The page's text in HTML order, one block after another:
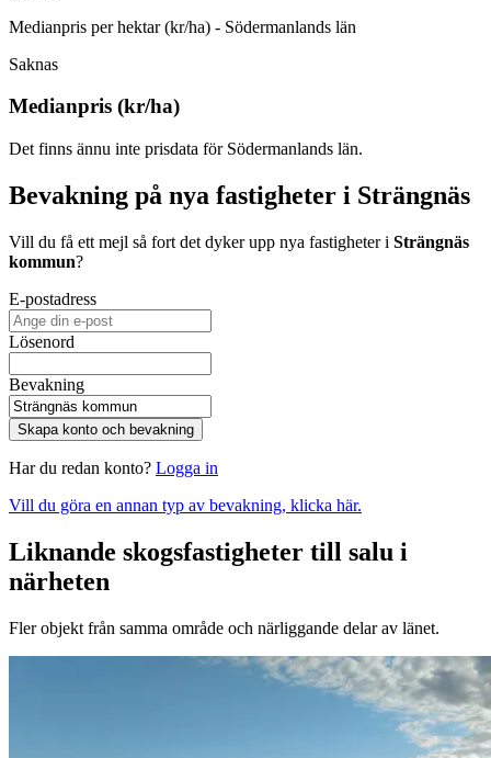
Medianpris per hektar (kr/ha) - Södermanlands län
Saknas
Medianpris (kr/ha)
Det finns ännu inte prisdata för Södermanlands län.
Bevakning på nya fastigheter i Strängnäs
Vill du få ett mejl så fort det dyker upp nya fastigheter i Strängnäs
kommun?
E-postadress
Lösenord
Bevakning
Skapa konto och bevakning
Har du redan konto? Logga in
Vill du göra en annan typ av bevakning, klicka här.
Liknande skogsfastigheter till salu i
närheten
Fler objekt från samma område och närliggande delar av länet.